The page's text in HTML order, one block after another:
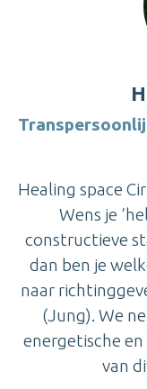
Healing space
Wens je
constructieve
dan ben je
naar
(Jung). We
energetische
van